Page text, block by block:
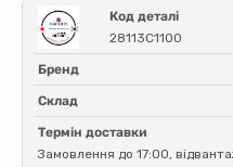
Код деталі
28113C1100
Бренд
Склад
Термін доставки
Замовлення до 17:00,